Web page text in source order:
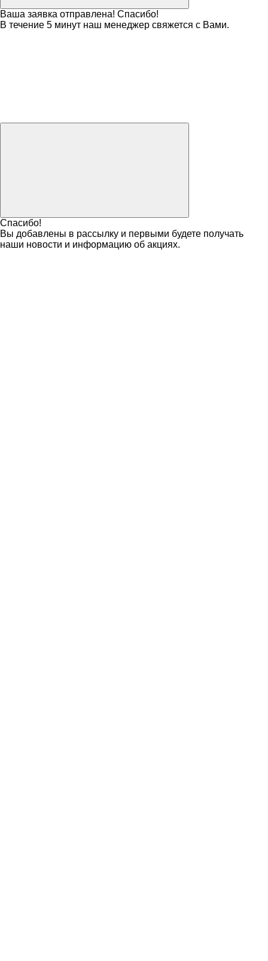
Ваша заявка отправлена! Спасибо!
В течение 5 минут наш менеджер свяжется с Вами.
Спасибо!
Вы добавлены в рассылку и первыми будете получать
наши новости и информацию об акциях.